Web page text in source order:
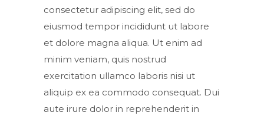
consectetur adipiscing elit, sed do
eiusmod tempor incididunt ut labore
et dolore magna aliqua. Ut enim ad
minim veniam, quis nostrud
exercitation ullamco laboris nisi ut
aliquip ex ea commodo consequat. Dui
aute irure dolor in reprehenderit in